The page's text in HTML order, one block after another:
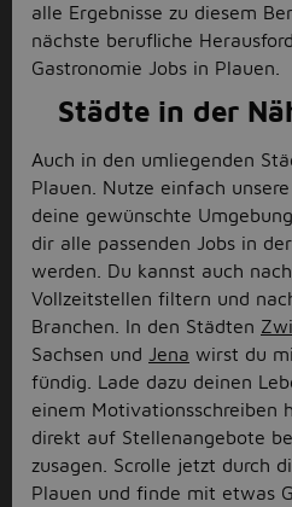
alle Ergebnisse zu diesem
nächste berufliche
Gastronomie Jobs in Plauen.
Städte in der
Auch in den umliegenden
Plauen. Nutze einfach
deine gewünschte
dir alle passenden Jobs in
werden. Du kannst auch
Vollzeitstellen filtern und
Branchen. In den Städten
Sachsen und Jena wirst du
fündig. Lade dazu deinen
einem Motivationsschreiben
direkt auf Stellenangebote
zusagen. Scrolle jetzt durch
Plauen und finde mit etwas